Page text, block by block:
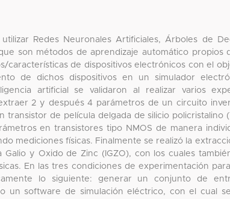
Redes Neuronales Artificiales, Árboles de
son métodos de aprendizaje automático propios
características de dispositivos electrónicos con el
de dichos dispositivos en un simulador
artificial se validaron al realizar varios
2 y después 4 parámetros de un circuito
transistor de película delgada de silicio policristalino
en transistores tipo NMOS de manera
mediciones físicas. Finalmente se realizó la
Galio y Oxido de Zinc (IGZO), con los cuales
En las tres condiciones de experimentación
lo siguiente: generar un conjunto de
un software de simulación eléctrico, con el cual